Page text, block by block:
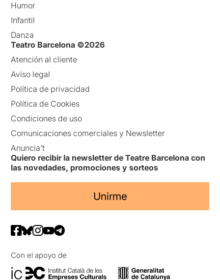
Humor
Infantil
Danza
Teatro Barcelona ©2026
Atención al cliente
Aviso legal
Política de privacidad
Política de Cookies
Condiciones de uso
Comunicaciones comerciales y Newsletter
Anuncia’t
Quiero recibir la newsletter de Teatre Barcelona con
las novedades, promociones y sorteos
Unirme
Con el apoyo de